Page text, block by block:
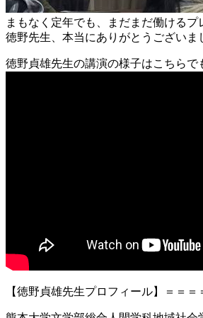
まもなく定年でも、まだまだ働ける
徳野先生、本当にありがとうございま
徳野貞雄先生の講演の様子はこちらで
【徳野貞雄先生プロフィール】＝＝